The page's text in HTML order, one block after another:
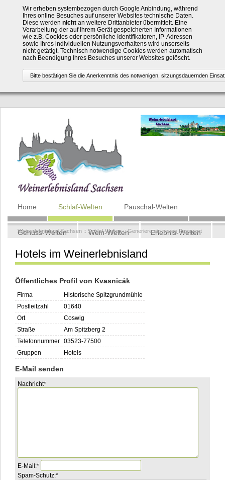
Wir erheben systembezogen durch Google Anbindung, während
Ihres online Besuches auf unserer Websites technische Daten.
Diese werden nichtan weitere Drittanbieter übermittelt. Eine
Verarbeitung der auf Ihrem Gerät gespeicherten Informationen
wie z.B. Cookies oder persönliche Identifikatoren, IP-Adressen
sowie Ihres individuellen Nutzungsverhaltens wird unserseits
nicht getätigt. Technisch notwendige Cookies werden automatisch
nach Beendigung Ihres Besuches unserer Websites gelöscht.
Navigation
überspringen
Home Schlaf-Welten Pauschal-Welten
Genuss-Welten Wein-Welten Erlebnis-Welten
Kontakt
Weinerlebnisland Sachsen :: Schlaf-Welten::Generiere ein neues Passwort
Hotels im Weinerlebnisland
Öffentliches Profil von Kvasnicák
Firma
Historische Spitzgrundmühle
Postleitzahl
01640
Ort
Coswig
Straße
Am Spitzberg 2
Telefonnummer 03523-77500
Gruppen
Hotels
E-Mail senden
Pflichtfeld
Nachricht*
Pflichtfeld
E-Mail:*
Pflichtfeld
Spam-Schutz:*Was